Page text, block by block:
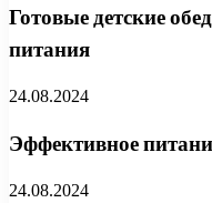
Готовые детские
питания
24.08.2024
Эффективное
24.08.2024